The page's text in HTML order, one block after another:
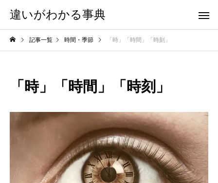
違いがわかる事典
記事一覧 時間・季節 「時」「時間」「時刻」
「時」「時間」「時刻」